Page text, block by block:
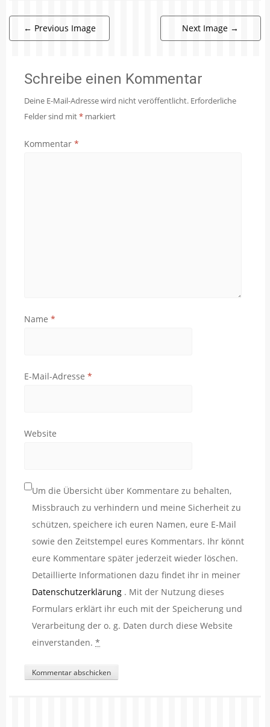
← Previous Image Next Image →
Schreibe einen Kommentar
Deine E-Mail-Adresse wird nicht veröffentlicht. Erforderliche
Felder sind mit* markiert
Kommentar *
Name *
E-Mail-Adresse *
Website
Um die Übersicht über Kommentare zu behalten,
Missbrauch zu verhindern und meine Sicherheit zu
schützen, speichere ich euren Namen, eure E-Mail
sowie den Zeitstempel eures Kommentars. Ihr könnt
eure Kommentare später jederzeit wieder löschen.
Detaillierte Informationen dazu findet ihr in meiner
Datenschutzerklärung . Mit der Nutzung dieses
Formulars erklärt ihr euch mit der Speicherung und
Verarbeitung der o. g. Daten durch diese Website
einverstanden. *